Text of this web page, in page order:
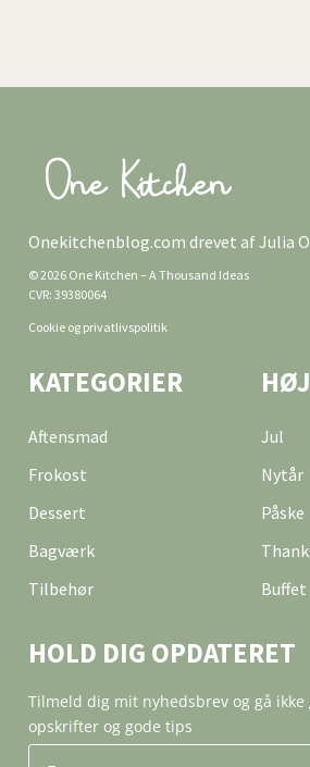
Onekitchenblog.com drevet af Julia
© 2026 One Kitchen – A Thousand Ideas
CVR: 39380064
Cookie og privatlivspolitik
KATEGORIER
Aftensmad
Frokost
Dessert
Bagværk
Tilbehør
Jul
Nytår
Påske
Buffet
HOLD DIG OPDATERET
Tilmeld dig mit nyhedsbrev og gå ikke
opskrifter og gode tips